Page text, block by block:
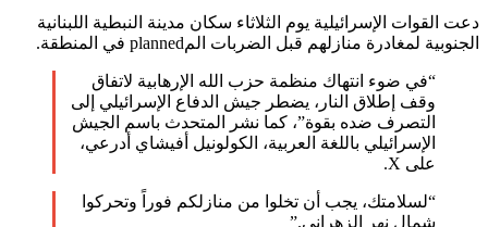
دعت القوات الإسرائيلية يوم الثلاثاء سكان مدينة النبطية اللبنانية
الجنوبية لمغادرة منازلهم قبل الضربات المplanned في المنطقة.
“في ضوء انتهاك منظمة حزب الله الإرهابية لاتفاق
وقف إطلاق النار، يضطر جيش الدفاع الإسرائيلي إلى
التصرف ضده بقوة”، كما نشر المتحدث باسم الجيش
الإسرائيلي باللغة العربية، الكولونيل أفيشاي أدرعي،
على X.
“لسلامتك، يجب أن تخلوا من منازلكم فوراً وتحركوا
شمال نهر الزهراني.”